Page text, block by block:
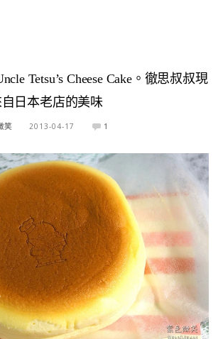
Tetsu’s Cheese Cake。徹思叔叔現
日本老店的美味
笑 2013-04-17 1